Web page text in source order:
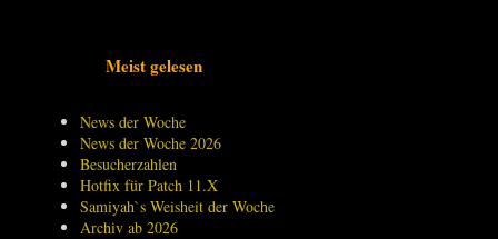
Meist gelesen
News der Woche
News der Woche 2026
Besucherzahlen
Hotfix für Patch 11.X
Samiyah`s Weisheit der Woche
Archiv ab 2026